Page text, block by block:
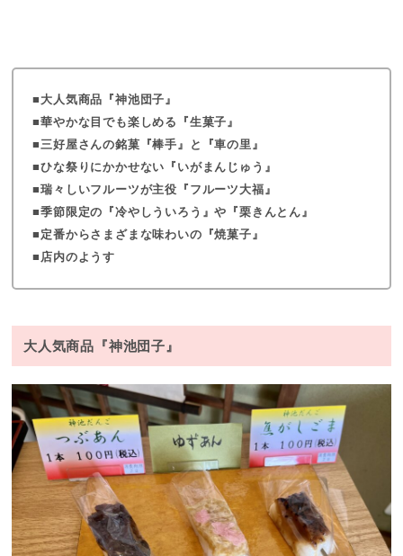
大人気商品『神池団子』
華やかな目でも楽しめる『生菓子』
三好屋さんの銘菓『棒手』と『車の里』
ひな祭りにかかせない『いがまんじゅう』
瑞々しいフルーツが主役『フルーツ大福』
季節限定の『冷やしういろう』や『栗きんとん』
定番からさまざまな味わいの『焼菓子』
店内のようす
大人気商品『神池団子』